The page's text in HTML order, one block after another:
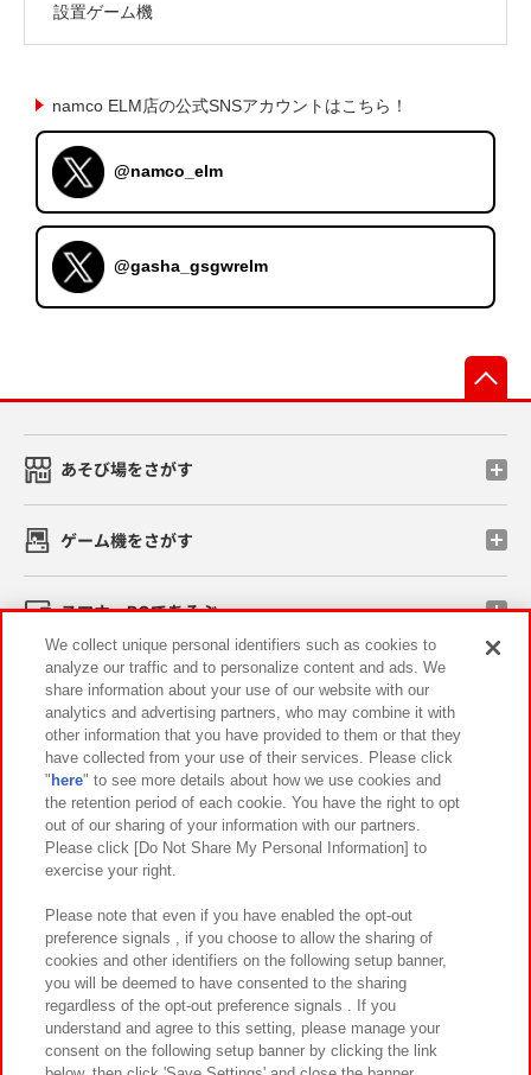
設置ゲーム機
namco ELM店の公式SNSアカウントはこちら！
@namco_elm
@gasha_gsgwrelm
あそび場をさがす
ゲーム機をさがす
スマホ・PCであそぶ
イベント・キャンペーン
関連会社 サステナビリティ サイトポリシー
プライバシーポリシー ウェブアクセシビリティ方針と検証結果
お取引先さまとともに
カスタマーハラスメント対応方針 よくあるご質問・お問い合わせ
We collect unique personal identifiers such as cookies to
analyze our traffic and to personalize content and ads. We
share information about your use of our website with our
analytics and advertising partners, who may combine it with
other information that you have provided to them or that they
have collected from your use of their services. Please click
" here" to see more details about how we use cookies and
the retention period of each cookie. You have the right to opt
out of our sharing of your information with our partners.
Please click [Do Not Share My Personal Information] to
exercise your right.
Please note that even if you have enabled the opt-out
preference signals , if you choose to allow the sharing of
cookies and other identifiers on the following setup banner,
you will be deemed to have consented to the sharing
regardless of the opt-out preference signals . If you
understand and agree to this setting, please manage your
consent on the following setup banner by clicking the link